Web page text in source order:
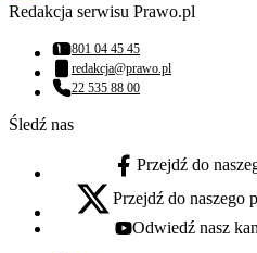
Redakcja serwisu Prawo.pl
Numer telefonu:
801 04 45 45
Adres email:
redakcja@prawo.pl
Numer telefonu:
22 535 88 00
Śledź nas
facebook - otwiera się w
Przejdź do
x - otwiera się w nowej karcie
Przejdź do
youtube - otwiera się w
Odwiedź nasz